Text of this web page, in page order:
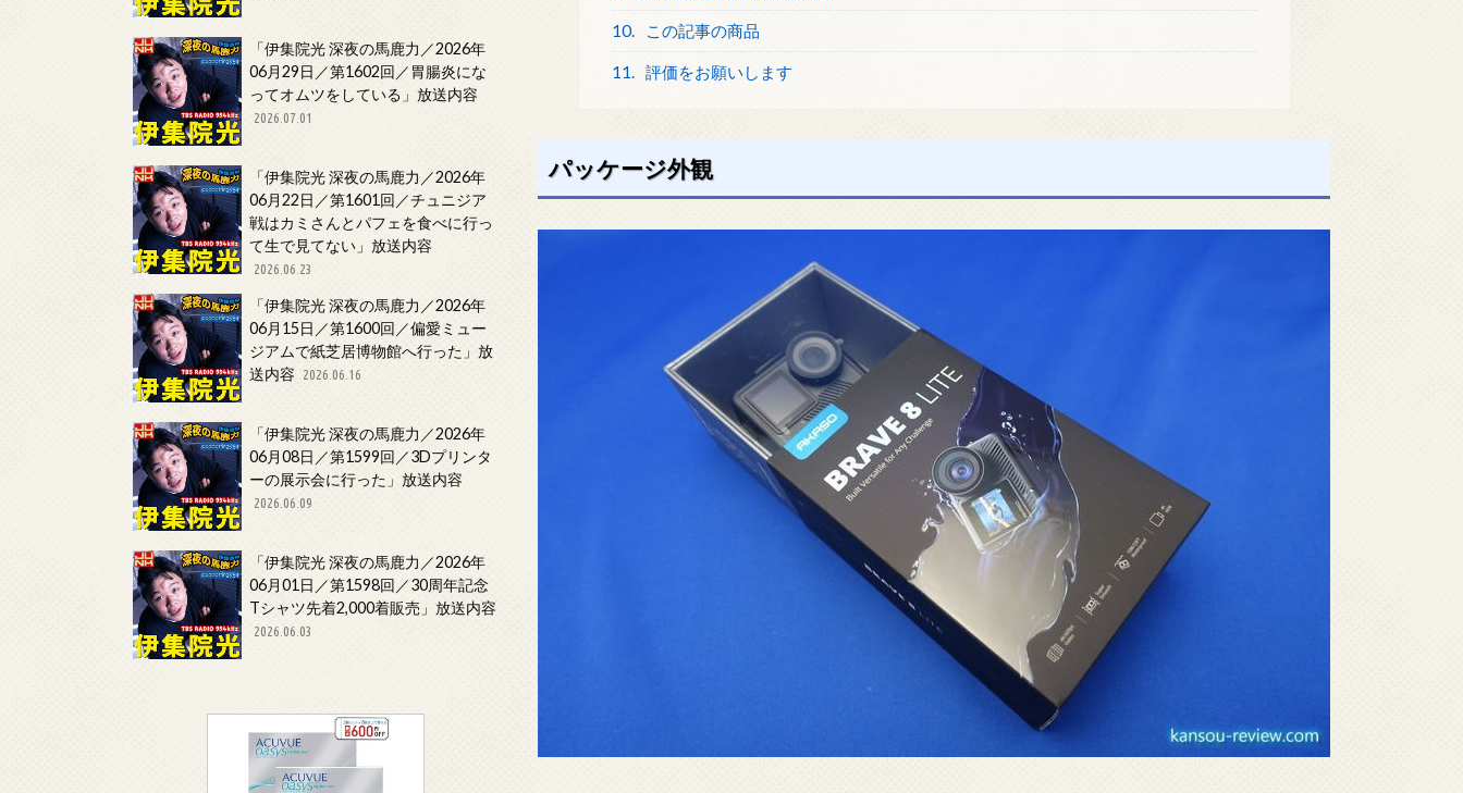
10. この記事の商品
11. 評価をお願いします
パッケージ外観
「伊集院光 深夜の馬鹿力／2026年
06月29日／第1602回／胃腸炎にな
ってオムツをしている」放送内容
2026.07.01
「伊集院光 深夜の馬鹿力／2026年
06月22日／第1601回／チュニジア
戦はカミさんとパフェを食べに行っ
て生で見てない」放送内容
2026.06.23
「伊集院光 深夜の馬鹿力／2026年
06月15日／第1600回／偏愛ミュー
ジアムで紙芝居博物館へ行った」放
送内容
2026.06.16
「伊集院光 深夜の馬鹿力／2026年
06月08日／第1599回／3Dプリンタ
ーの展示会に行った」放送内容
2026.06.09
「伊集院光 深夜の馬鹿力／2026年
06月01日／第1598回／30周年記念
Tシャツ先着2,000着販売」放送内容
2026.06.03